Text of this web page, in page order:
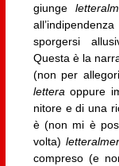
giunge
sporgersi
Questa è la
(non per
letteraoppure
nitore e di una
è (non mi è
volta)
compreso (e